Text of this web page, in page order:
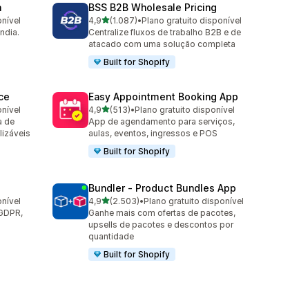
BSS B2B Wholesale Pricing
4,9de 5 estrelas
(1.087)
1087 avaliações ao todo
•Plano gratuito disponível
Centralize fluxos de trabalho B2B e de
atacado com uma solução completa
Built for Shopify
de
Easy Appointment Booking App
4,9de 5 estrelas
(513)
513 avaliações ao todo
•Plano gratuito disponível
App de agendamento para serviços,
aulas, eventos, ingressos e POS
Built for Shopify
Bundler ‑ Product Bundles App
4,9de 5 estrelas
(2.503)
2503 avaliações ao todo
•Plano gratuito disponível
Ganhe mais com ofertas de pacotes,
upsells de pacotes e descontos por
quantidade
Built for Shopify